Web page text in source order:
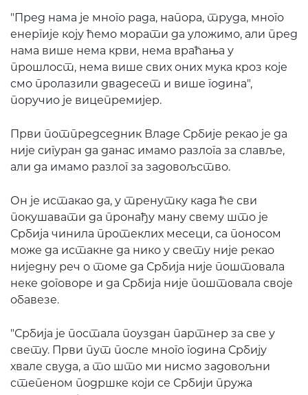
"Пред нама је много рада, напора, труда, много
енергије коју ћемо морати да уложимо, али пред
нама више нема крви, нема враћања у
прошлост, нема више свих оних мука кроз које
смо пролазили двадесет и више година",
поручио је вицепремијер.
Први потпредседник Владе Србије рекао је да
није сигуран да данас имамо разлога за славље,
али да имамо разлог за задовољство.
Он је истакао да, у тренутку када ће сви
покушавати да пронађу ману свему што је
Србија чинила протеклих месеци, са поносом
може да истакне да нико у свету није рекао
ниједну реч о томе да Србија није поштовала
неке договоре и да Србија није поштовала своје
обавезе.
"Србија је постала поуздан партнер за све у
свету. Први пут после много година Србију
хвале свуда, а то што ми нисмо задовољни
степеном подршке који се Србији пружа